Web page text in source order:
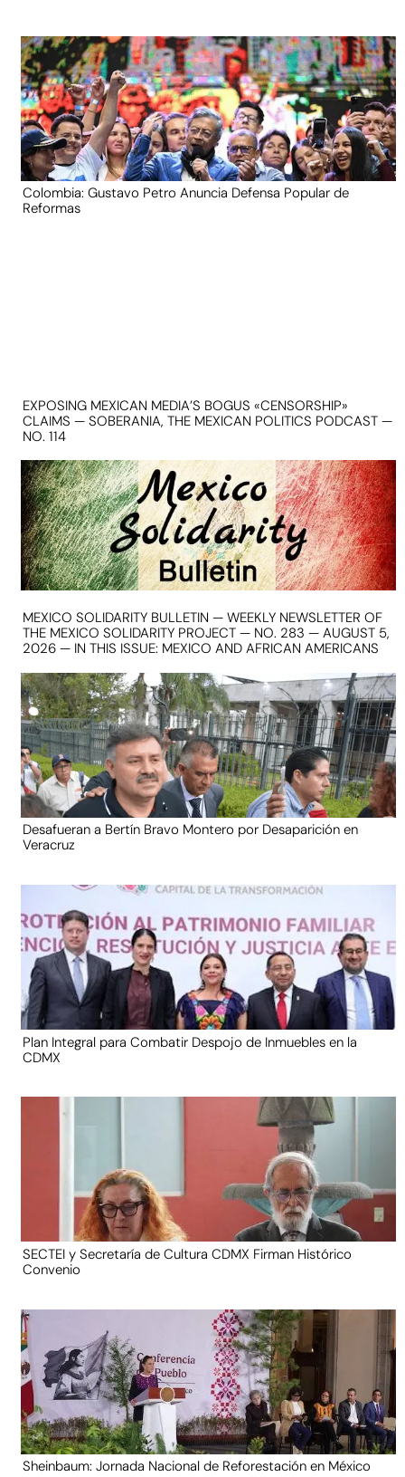
Colombia: Gustavo Petro Anuncia Defensa Popular de
Reformas
EXPOSING MEXICAN MEDIA’S BOGUS «CENSORSHIP»
CLAIMS — SOBERANIA, THE MEXICAN POLITICS PODCAST —
NO. 114
MEXICO SOLIDARITY BULLETIN — WEEKLY NEWSLETTER OF
THE MEXICO SOLIDARITY PROJECT — NO. 283 — AUGUST 5,
2026 — IN THIS ISSUE: MEXICO AND AFRICAN AMERICANS
Desafueran a Bertín Bravo Montero por Desaparición en
Veracruz
Plan Integral para Combatir Despojo de Inmuebles en la
CDMX
SECTEI y Secretaría de Cultura CDMX Firman Histórico
Convenio
Sheinbaum: Jornada Nacional de Reforestación en México